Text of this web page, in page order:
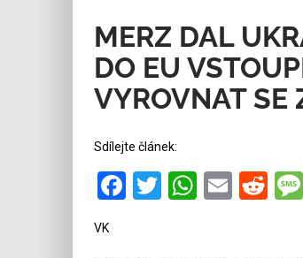
MERZ DAL
DO EU
VYROVNAT SE
Sdílejte článek:
Facebook
TwitterEmail
VK